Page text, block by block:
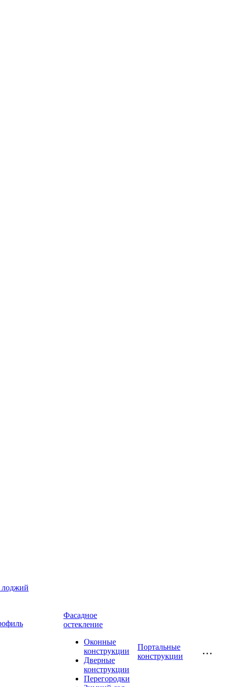
лоджий
Фасадное
остекление
Оконные
конструкции
Дверные
конструкции
Перегородки
Портальные
конструкции